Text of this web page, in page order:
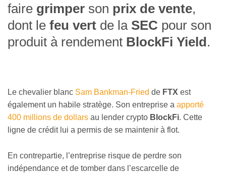
faire grimper son prix de vente,
dont le feu vert de la SEC pour son
produit à rendement BlockFi Yield .
Le chevalier blanc Sam Bankman-Fried de FTX est
également un habile stratège. Son entreprise a apporté
400 millions de dollars au lender crypto BlockFi. Cette
ligne de crédit lui a permis de se maintenir à flot.
En contrepartie, l’entreprise risque de perdre son
indépendance et de tomber dans l’escarcelle de